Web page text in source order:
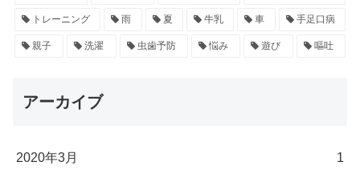
トレーニング 雨 夏 牛乳 車 手足口病
親子 洗濯 虫歯予防 悩み 遊び 嘔吐
アーカイブ
2020年3月 1